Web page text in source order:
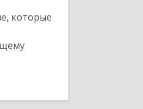
которые